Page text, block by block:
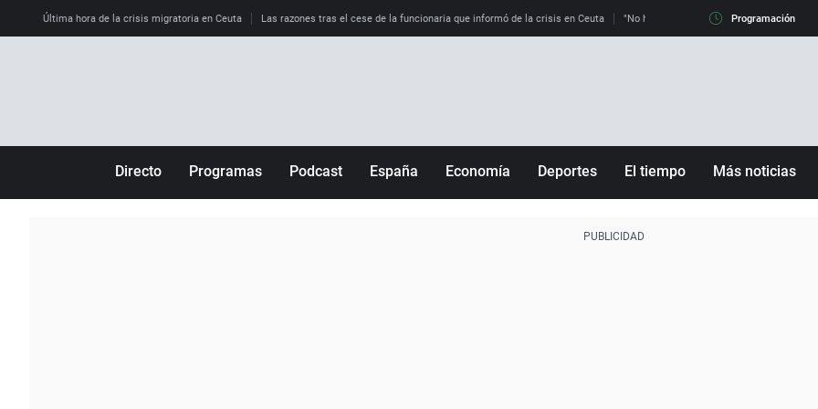
Última hora de la crisis migratoria en Ceuta Las razones tras el cese de la funcionaria que informó de la crisis en Ceuta "No hay mafias, que no nos engañen":
Programación
Directo Programas Podcast España Economía Deportes El tiempo Más noticias